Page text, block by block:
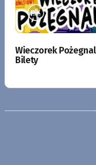
Wieczorek
Bilety